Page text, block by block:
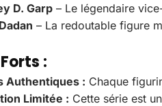
D. Garp – Le légendaire
– La redoutable figure
:
Authentiques : Chaque
Limitée : Cette série est